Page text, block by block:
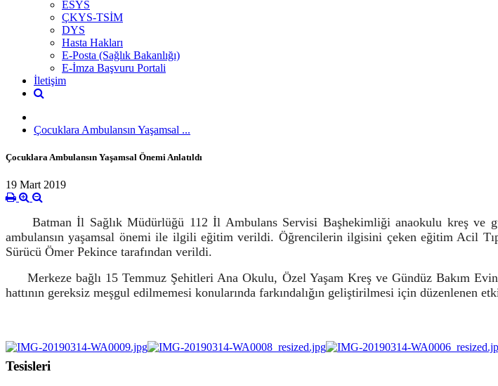
ESYS
ÇKYS-TSİM
DYS
Hasta Hakları
E-Posta (Sağlık Bakanlığı)
E-İmza Başvuru Portali
İletişim
Çocuklara Ambulansın Yaşamsal ...
Çocuklara Ambulansın Yaşamsal Önemi Anlatıldı
19 Mart 2019
Batman İl Sağlık Müdürlüğü 112 İl Ambulans Servisi Başhekimliği anaokulu kreş ve
ambulansın yaşamsal önemi ile ilgili eğitim verildi. Öğrencilerin ilgisini çeken eğitim Acil
Sürücü Ömer Pekince tarafından verildi.
Merkeze bağlı 15 Temmuz Şehitleri Ana Okulu, Özel Yaşam Kreş ve Gündüz Bakım
hattının gereksiz meşgul edilmemesi konularında farkındalığın geliştirilmesi için düzenlenen
Tesisleri